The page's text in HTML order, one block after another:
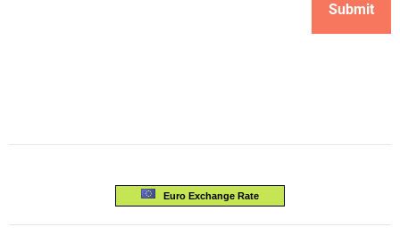
Euro Exchange Rate